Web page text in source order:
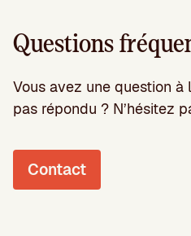
Questions
Vous avez une question à
pas répondu ? N’hésitez
Contact